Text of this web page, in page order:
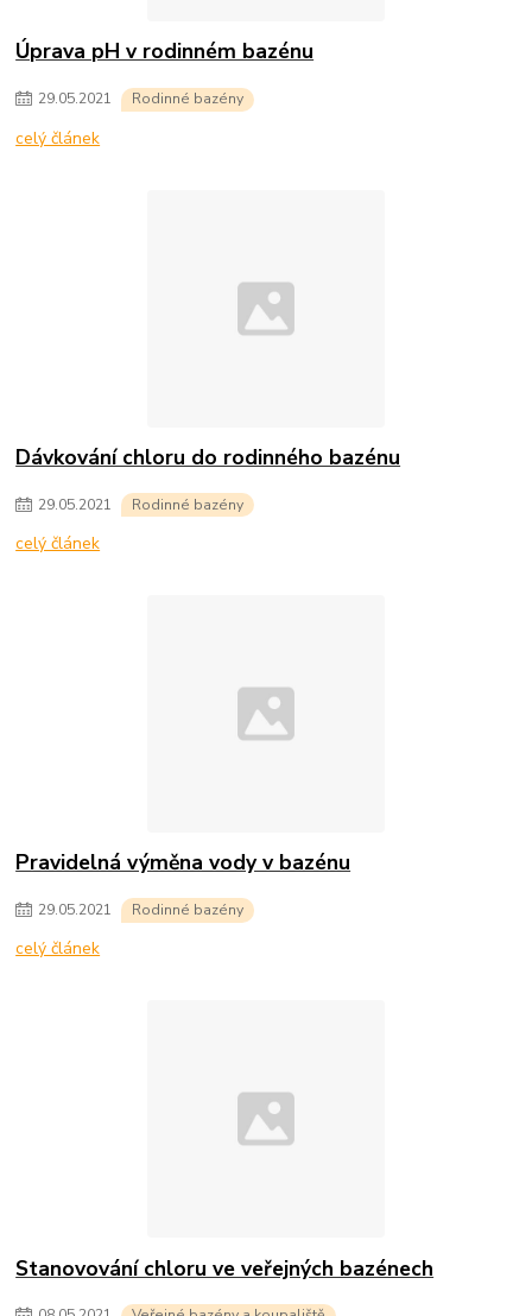
Úprava pH v rodinném bazénu
29.05.2021 Rodinné bazény
celý článek
Dávkování chloru do rodinného bazénu
29.05.2021 Rodinné bazény
celý článek
Pravidelná výměna vody v bazénu
29.05.2021 Rodinné bazény
celý článek
Stanovování chloru ve veřejných bazénech